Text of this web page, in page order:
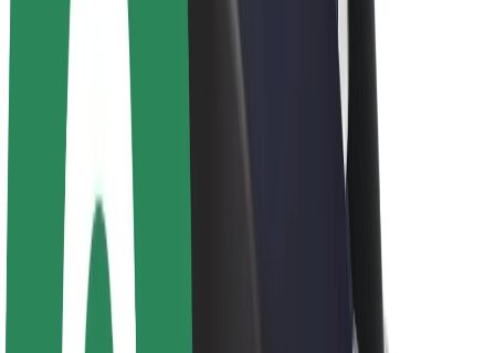
Bolt Εμπόρους Τροφίμων
Στόλοι
Franchises
Εταιρεία
Σχετικά με τη Bolt
Βιωσιμότητα στη Bolt
Project Zero
Blog